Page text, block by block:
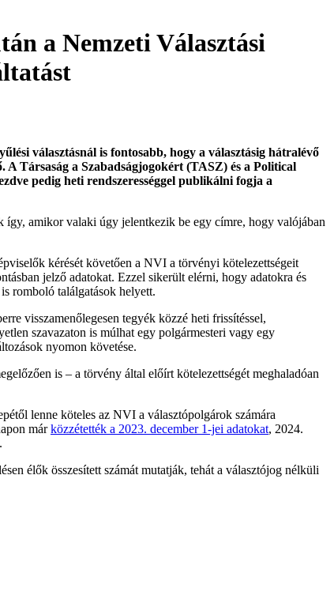
a Nemzeti Választási
választásnál is fontosabb, hogy a választásig hátralévő
Társaság a Szabadságjogokért (TASZ) és a Political
pedig heti rendszerességgel publikálni fogja a
így, amikor valaki úgy jelentkezik be egy címre, hogy valójában
kérését követően a NVI a törvényi kötelezettségeit
jelző adatokat. Ezzel sikerült elérni, hogy adatokra és
romboló találgatások helyett.
visszamenőlegesen tegyék közzé heti frissítéssel,
szavazaton is múlhat egy polgármesteri vagy egy
nyomon követése.
is – a törvény által előírt kötelezettségét meghaladóan
lenne köteles az NVI a választópolgárok számára
márközzétették a 2023. december 1-jei adatokat, 2024.
élők összesített számát mutatják, tehát a választójog nélküli